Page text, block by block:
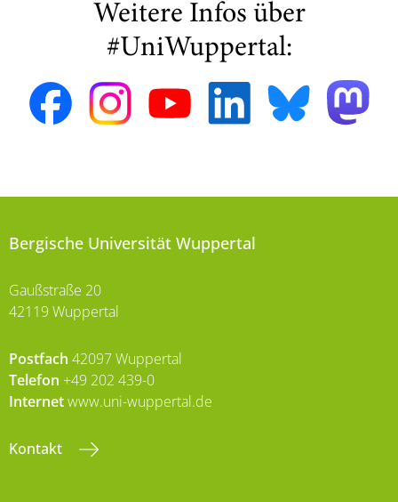
Weitere Infos über
#UniWuppertal:
Bergische Universität Wuppertal
Gaußstraße 20
42119 Wuppertal
Postfach 42097 Wuppertal
Telefon +49 202 439-0
Internetwww.uni-wuppertal.de
Kontakt